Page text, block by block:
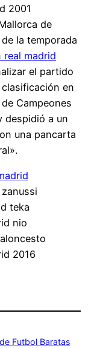
de
la temporada
real madrid
el partido
en
Campeones
despidió a un
una pancarta
Futbol Baratas